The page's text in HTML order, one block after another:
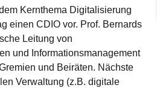
Kernthema Digitalisierung
einen CDIO vor. Prof. Bernards
Leitung von
und Informationsmanagement
und Beiräten. Nächste
Verwaltung (z.B. digitale